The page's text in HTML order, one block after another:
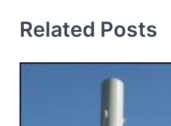
Related Posts